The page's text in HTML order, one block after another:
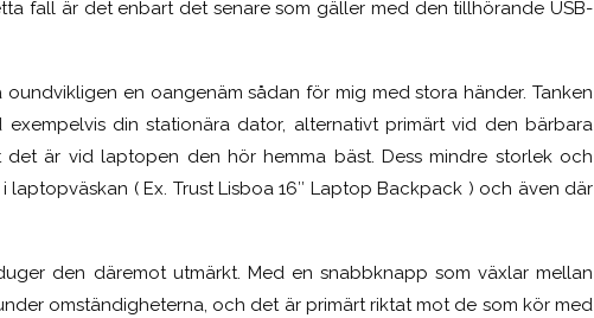
fall är det enbart det senare som gäller med den tillhörande USB-
en oangenäm sådan för mig med stora händer. Tanken
din stationära dator, alternativt primärt vid den bärbara
är vid laptopen den hör hemma bäst. Dess mindre storlek och
( Ex. Trust Lisboa 16″ Laptop Backpack ) och även där
den däremot utmärkt. Med en snabbknapp som växlar mellan
omständigheterna, och det är primärt riktat mot de som kör med